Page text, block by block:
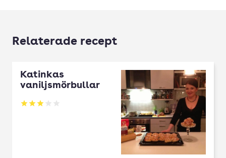
Relaterade recept
Katinkas
vaniljsmörbullar
Betyg: 3 av 5